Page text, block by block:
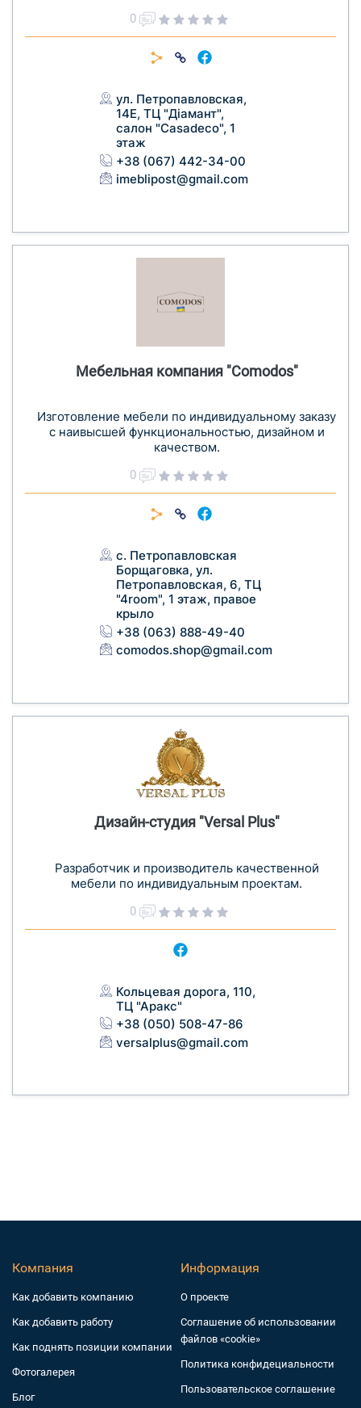
0
ул. Петропавловская,
14Е, ТЦ "Діамант",
салон "Casadeco", 1
этаж
+38 (067) 442-34-00
imeblipost@gmail.com
Мебельная компания "Comodos"
Изготовление мебели по индивидуальному заказу
с наивысшей функциональностью, дизайном и
качеством.
0
c. Петропавловская
Борщаговка, ул.
Петропавловская, 6, ТЦ
"4room", 1 этаж, правое
крыло
+38 (063) 888-49-40
comodos.shop@gmail.com
Дизайн-студия "Versal Plus"
Разработчик и производитель качественной
мебели по индивидуальным проектам.
0
Кольцевая дорога, 110,
ТЦ "Аракс"
+38 (050) 508-47-86
versalplus@gmail.com
Компания
Как добавить компанию
Как добавить работу
Как поднять позиции компании
Фотогалерея
Блог
Информация
О проекте
Соглашение об использовании
файлов «cookie»
Политика конфидециальности
Пользовательское соглашение